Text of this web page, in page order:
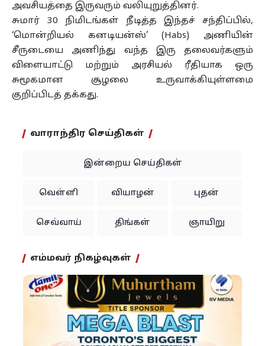
அவசியத்தை இருவரும் வலியுறுத்தினர்.
சுமார் 30 நிமிடங்கள் நீடித்த இந்தச் சந்திப்பில்,
‘மொன்றியல் கனடியன்ஸ்’ (Habs) அணியின்
சீருடையை அணிந்து வந்த இரு தலைவர்களும்
விளையாட்டு மற்றும் அரசியல் ரீதியாக ஒரு
சுமூகமான சூழலை உருவாக்கியுள்ளமை
குறிப்பிடத் தக்கது.
வாராந்திர செய்திகள்
இன்றைய செய்திகள்
வெள்ளி வியாழன் புதன்
செவ்வாய் திங்கள் ஞாயிறு
எம்மவர் நிகழ்வுகள்